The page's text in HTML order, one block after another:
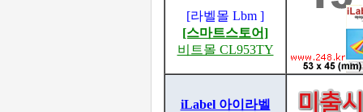
[라벨몰 Lbm ]
[스마트스토어]
비트몰 CL953TY
iLabel 아이라벨